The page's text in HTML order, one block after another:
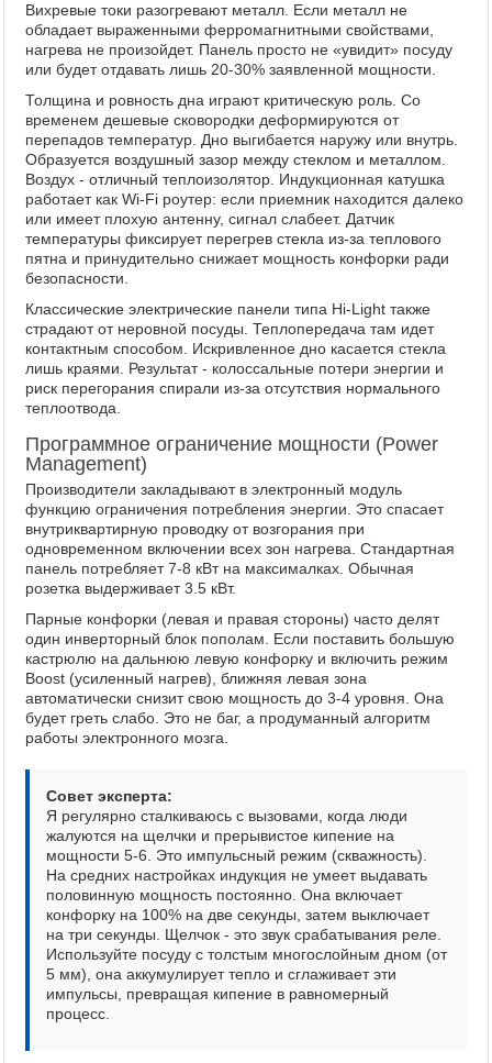
Вихревые токи разогревают металл. Если металл не
обладает выраженными ферромагнитными свойствами,
нагрева не произойдет. Панель просто не «увидит» посуду
или будет отдавать лишь 20-30% заявленной мощности.
Толщина и ровность дна играют критическую роль. Со
временем дешевые сковородки деформируются от
перепадов температур. Дно выгибается наружу или внутрь.
Образуется воздушный зазор между стеклом и металлом.
Воздух - отличный теплоизолятор. Индукционная катушка
работает как Wi-Fi роутер: если приемник находится далеко
или имеет плохую антенну, сигнал слабеет. Датчик
температуры фиксирует перегрев стекла из-за теплового
пятна и принудительно снижает мощность конфорки ради
безопасности.
Классические электрические панели типа Hi-Light также
страдают от неровной посуды. Теплопередача там идет
контактным способом. Искривленное дно касается стекла
лишь краями. Результат - колоссальные потери энергии и
риск перегорания спирали из-за отсутствия нормального
теплоотвода.
Программное ограничение мощности (Power
Management)
Производители закладывают в электронный модуль
функцию ограничения потребления энергии. Это спасает
внутриквартирную проводку от возгорания при
одновременном включении всех зон нагрева. Стандартная
панель потребляет 7-8 кВт на максималках. Обычная
розетка выдерживает 3.5 кВт.
Парные конфорки (левая и правая стороны) часто делят
один инверторный блок пополам. Если поставить большую
кастрюлю на дальнюю левую конфорку и включить режим
Boost (усиленный нагрев), ближняя левая зона
автоматически снизит свою мощность до 3-4 уровня. Она
будет греть слабо. Это не баг, а продуманный алгоритм
работы электронного мозга.
Совет эксперта:
Я регулярно сталкиваюсь с вызовами, когда люди
жалуются на щелчки и прерывистое кипение на
мощности 5-6. Это импульсный режим (скважность).
На средних настройках индукция не умеет выдавать
половинную мощность постоянно. Она включает
конфорку на 100% на две секунды, затем выключает
на три секунды. Щелчок - это звук срабатывания реле.
Используйте посуду с толстым многослойным дном (от
5 мм), она аккумулирует тепло и сглаживает эти
импульсы, превращая кипение в равномерный
процесс.